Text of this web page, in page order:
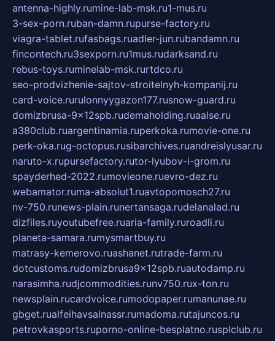
antenna-highly.rumine-lab-msk.ru1-mus.ru
3-sex-porn.ruban-damn.rupurse-factory.ru
viagra-tablet.rufasbags.ruadler-jun.rubandamn.ru
fincontech.ru3sexporn.ru1mus.rudarksand.ru
rebus-toys.ruminelab-msk.rurtdco.ru
seo-prodvizhenie-sajtov-stroitelnyh-kompanij.ru
card-voice.rurulonnyygazon177.rusnow-guard.ru
domizbrusa-9x12spb.rudemaholding.ruaalse.ru
a380club.ruargentinamia.ruperkoka.rumovie-one.ru
perk-oka.rug-octopus.rusibarchives.ruandreislyusar.ru
naruto-x.rupursefactory.rutor-lyubov-i-grom.ru
spayderhed-2022.rumovieone.ruevro-dez.ru
webamator.ruma-absolut1.ruavtopomosch27.ru
nv-750.runews-plain.runertansaga.rudelanalad.ru
dizfiles.ruyoutubefree.ruaria-family.ruroadli.ru
planeta-samara.rumysmartbuy.ru
matrasy-kemerovo.ruashanet.rutrade-farm.ru
dotcustoms.rudomizbrusa9x12spb.ruautodamp.ru
narasimha.rudjcommodities.runv750.rux-ton.ru
newsplain.rucardvoice.rumodopaper.rumanunae.ru
gbget.rualfeihavsalnassr.rumadoma.rutajuncos.ru
petrovkasports.ruporno-online-besplatno.rusplclub.ru